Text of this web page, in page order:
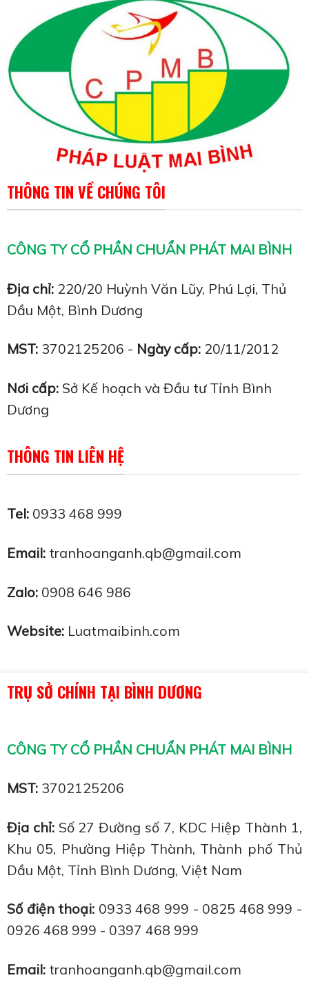
THÔNG TIN VỀ CHÚNG TÔI
CÔNG TY CỔ PHẦN CHUẨN PHÁT MAI BÌNH
Địa chỉ: 220/20 Huỳnh Văn Lũy, Phú Lợi, Thủ
Dầu Một, Bình Dương
MST: 3702125206 - Ngày cấp: 20/11/2012
Nơi cấp: Sở Kế hoạch và Đầu tư Tỉnh Bình
Dương
THÔNG TIN LIÊN HỆ
Tel: 0933 468 999
Email: tranhoanganh.qb@gmail.com
Zalo: 0908 646 986
Website: Luatmaibinh.com
TRỤ SỞ CHÍNH TẠI BÌNH DƯƠNG
CÔNG TY CỔ PHẦN CHUẨN PHÁT MAI BÌNH
MST: 3702125206
Địa chỉ:Số 27 Đường số 7, KDC Hiệp Thành 1,
Khu 05, Phường Hiệp Thành, Thành phố Thủ
Dầu Một, Tỉnh Bình Dương, Việt Nam
Số điện thoại: 0933 468 999 - 0825 468 999 -
0926 468 999 - 0397 468 999
Email: tranhoanganh.qb@gmail.com